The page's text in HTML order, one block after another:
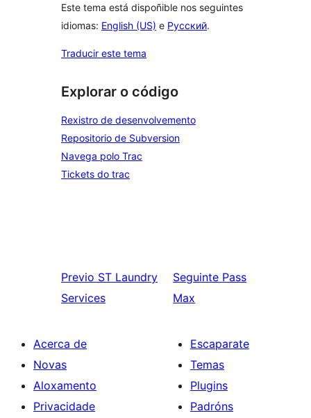
Este tema está dispoñible nos seguintes
idiomas: English (US) e Русский.
Traducir este tema
Explorar o código
Rexistro de desenvolvemento
Repositorio de Subversion
Navega polo Trac
Tickets do trac
Previo ST Laundry
Services
Seguinte Pass
Max
Acerca de
Novas
Aloxamento
Privacidade
Escaparate
Temas
Plugins
Padróns